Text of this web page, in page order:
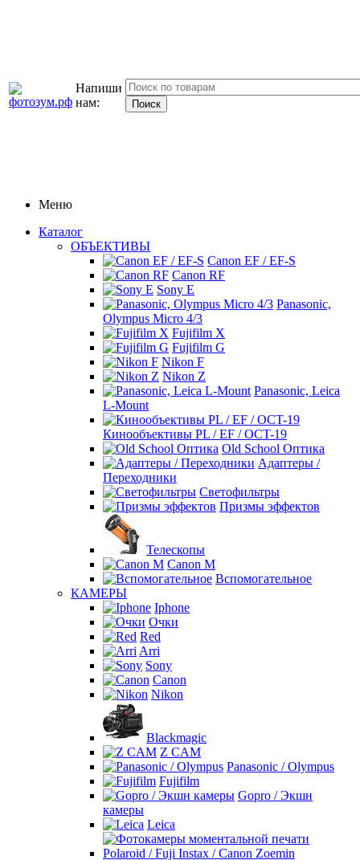
Напиши
нам:
Меню
Каталог
ОБЪЕКТИВЫ
Canon EF / EF-S
Canon RF
Sony E
Panasonic,
Olympus Micro 4/3
Fujifilm X
Fujifilm G
Nikon F
Nikon Z
Panasonic, Leica
L-Mount
Кинообъективы PL / EF / OCT-19
Old School Оптика
Адаптеры /
Переходники
Светофильтры
Призмы эффектов
Телескопы
Canon M
Вспомогательное
КАМЕРЫ
Iphone
Очки
Red
Arri
Sony
Canon
Nikon
Blackmagic
Z CAM
Panasonic / Olympus
Fujifilm
Gopro / Экшн
камеры
Leica